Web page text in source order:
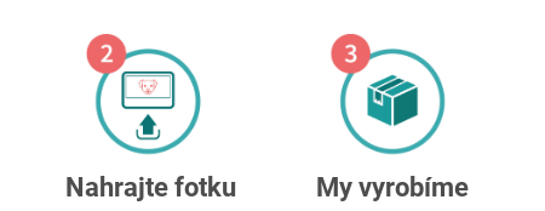
Nahrajte fotku My vyrobíme